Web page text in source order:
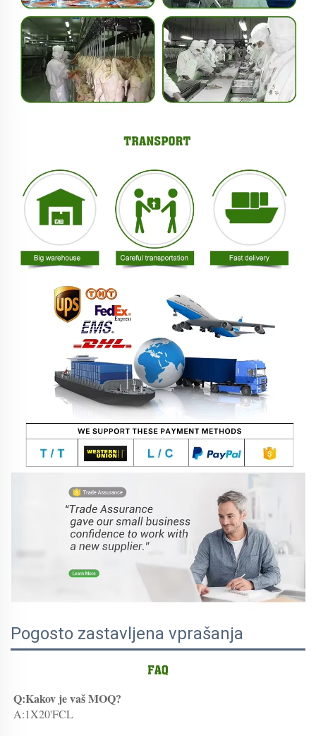
Pogosto zastavljena vprašanja
Q:Kakov je vaš MOQ?
A:1X20'FCL